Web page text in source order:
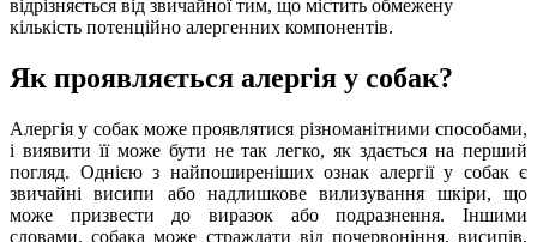
відрізняється від звичайної тим, що містить обмежену
кількість потенційно алергенних компонентів.
Як проявляється алергія у собак?
Алергія у собак може проявлятися різноманітними способами,
і виявити її може бути не так легко, як здається на перший
погляд. Однією з найпоширеніших ознак алергії у собак є
звичайні висипи або надлишкове вилизування шкіри, що
може призвести до виразок або подразнення. Іншими
словами, собака може страждати від почервоніння, висипів,